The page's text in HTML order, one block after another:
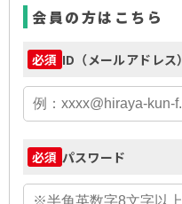
会員の方はこちら
必須 ID（メールアドレス）
必須 パスワード